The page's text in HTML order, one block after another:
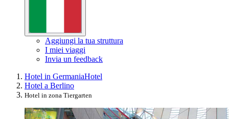
Aggiungi la tua struttura
I miei viaggi
Invia un feedback
Hotel in GermaniaHotel
Hotel a Berlino
Hotel in zona Tiergarten